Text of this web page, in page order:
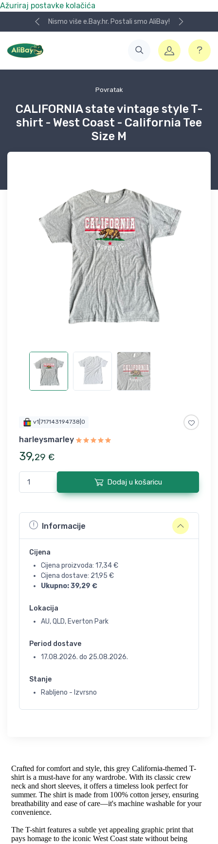
Ažuriraj postavke kolačića
Nismo više e.Bay.hr. Postali smo AliBay!
Povratak
CALIFORNIA state vintage style T-
shirt - West Coast - California Tee
Size M
v1|717143194738|0
harleysmarley
39,29 €
Dodaj u košaricu
Informacije
Cijena
Cijena proizvoda: 17,34€
Cijena dostave: 21,95 €
Ukupno:39,29 €
Lokacija
AU, QLD, Everton Park
Period dostave
17.08.2026. do 25.08.2026.
Stanje
Rabljeno - Izvrsno